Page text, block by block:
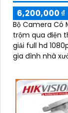
6,200,000 ₫
Bộ Camera Có
trộm qua điện
giải full hd
gia đình nhà